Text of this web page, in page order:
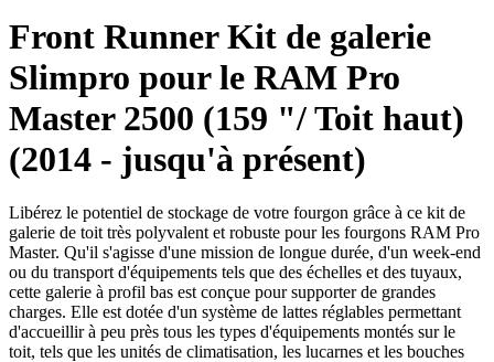
Front Runner Kit de galerie
Slimpro pour le RAM Pro
Master 2500 (159 "/ Toit haut)
(2014 - jusqu'à présent)
Libérez le potentiel de stockage de votre fourgon grâce à ce kit de
galerie de toit très polyvalent et robuste pour les fourgons RAM Pro
Master. Qu'il s'agisse d'une mission de longue durée, d'un week-end
ou du transport d'équipements tels que des échelles et des tuyaux,
cette galerie à profil bas est conçue pour supporter de grandes
charges. Elle est dotée d'un système de lattes réglables permettant
d'accueillir à peu près tous les types d'équipements montés sur le
toit, tels que les unités de climatisation, les lucarnes et les bouches